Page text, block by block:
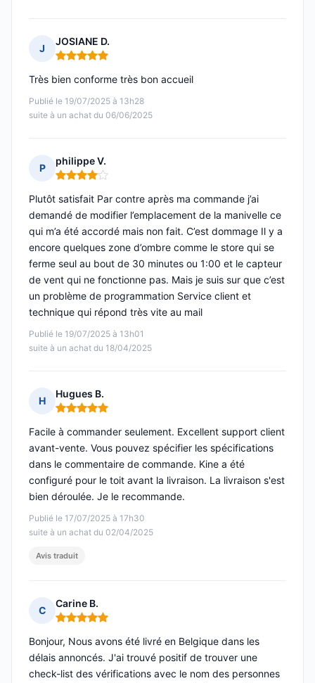
J
JOSIANE D.
Note : 5 sur 5
Publié le 19/07/2025 à 13h28
suite à un achat du 06/06/2025
Très bien conforme très bon accueil
P
philippe V.
Note : 4 sur 5
Publié le 19/07/2025 à 13h01
suite à un achat du 18/04/2025
Plutôt satisfait Par contre après ma commande j’ai
demandé de modifier l’emplacement de la manivelle ce
qui m’a été accordé mais non fait. C’est dommage Il y a
encore quelques zone d’ombre comme le store qui se
ferme seul au bout de 30 minutes ou 1:00 et le capteur
de vent qui ne fonctionne pas. Mais je suis sur que c’est
un problème de programmation Service client et
technique qui répond très vite au mail
H
Hugues B.
Note : 5 sur 5
Publié le 17/07/2025 à 17h30
suite à un achat du 02/04/2025
Facile à commander seulement. Excellent support client
avant-vente. Vous pouvez spécifier les spécifications
dans le commentaire de commande. Kine a été
configuré pour le toit avant la livraison. La livraison s'est
bien déroulée. Je le recommande.
Avis traduit
C
Carine B.
Note : 5 sur 5
Bonjour, Nous avons été livré en Belgique dans les
délais annoncés. J'ai trouvé positif de trouver une
check-list des vérifications avec le nom des personnes